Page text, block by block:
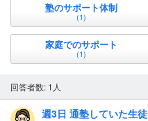
塾のサポート体制
(1)
家庭でのサポート
(1)
回答者数: 1人
週3日 通塾していた生徒